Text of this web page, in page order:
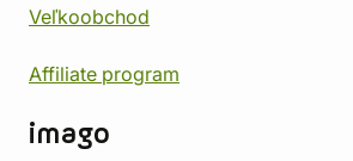
Veľkoobchod
Affiliate program
imago